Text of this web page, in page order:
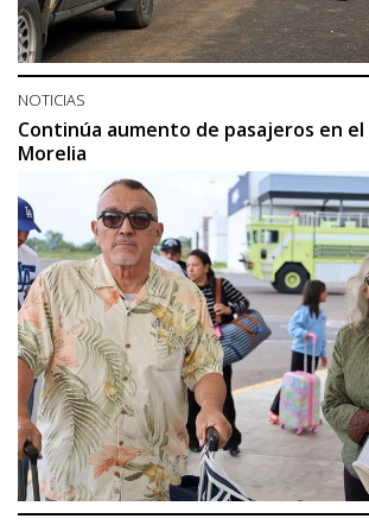
NOTICIAS
Continúa aumento de pasajeros en
Morelia